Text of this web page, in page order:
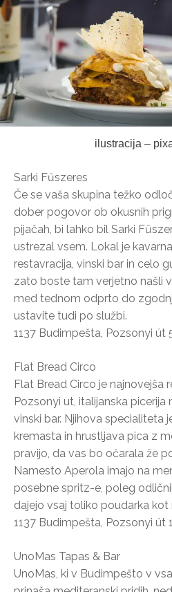
ilustracija –
Sarki Fűszeres
Če se vaša skupina težko
dober pogovor ob okusnih
pijačah, bi lahko bil Sarki
ustrezal vsem. Lokal je
restavracija, vinski bar in celo
zato boste tam verjetno našli
med tednom odprto do
ustavite tudi po službi.
1137 Budimpešta, Pozsonyi út
Flat Bread Circo
Flat Bread Circo je najnovejša
Pozsonyi ut, italijanska picerija
vinski bar. Njihova specialiteta
kremasta in hrustljava pica z
pravijo, da vas bo očarala že
Namesto Aperola imajo na
posebne spritz-e, poleg
dajejo vsaj toliko poudarka kot
1137 Budimpešta, Pozsonyi út
UnoMas Tapas & Bar
UnoMas, ki v Budimpešto v